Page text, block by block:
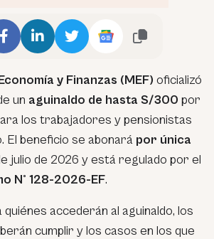
y Finanzas (MEF) oficializó
un aguinaldo de hasta S/300 por
los trabajadores y pensionistas
El beneficio se abonará por única
julio de 2026 y está regulado por el
N° 128-2026-EF.
accederán al aguinaldo, los
cumplir y los casos en los que